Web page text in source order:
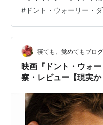
ーの効いた部屋で映画を
監督「極限境界線 救出
年、アフガニスタンで韓
る事件が発生。タリバン
23名の釈放を要求。韓国
# ドント・ウォーリー・
寝ても、覚めてもブログ
映画『ドント・ウォ
察・レビュー【現実